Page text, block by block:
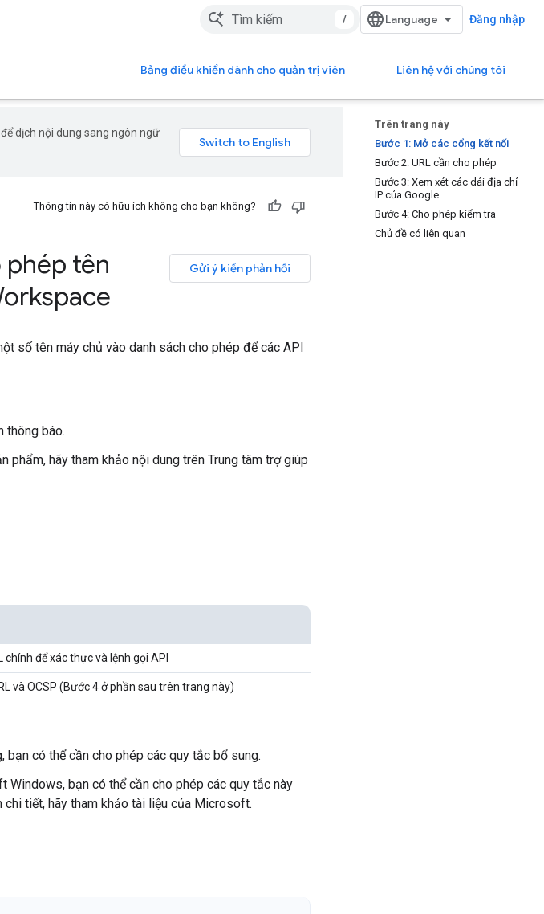
/ Đăng nhập
Bảng điều khiển dành cho quản trị viên Liên hệ với chúng tôi
Trên trang này
Bước 1: Mở các cổng kết nối
Bước 2: URL cần cho phép
Bước 3: Xem xét các dải địa chỉ
IP của Google
Bước 4: Cho phép kiểm tra
Chủ đề có liên quan
dịch nội dung sang ngôn ngữ
Thông tin này có hữu ích không cho bạn không?
Gửi ý kiến phản hồi
phép tên
số tên máy chủ vào danh sách cho phép để các API
thông báo.
hãy tham khảo nội dung trên Trung tâm trợ giúp
chính để xác thực và lệnh gọi API
và OCSP (Bước 4 ở phần sau trên trang này)
có thể cần cho phép các quy tắc bổ sung.
bạn có thể cần cho phép các quy tắc này
tiết, hãy tham khảo tài liệu của Microsoft.